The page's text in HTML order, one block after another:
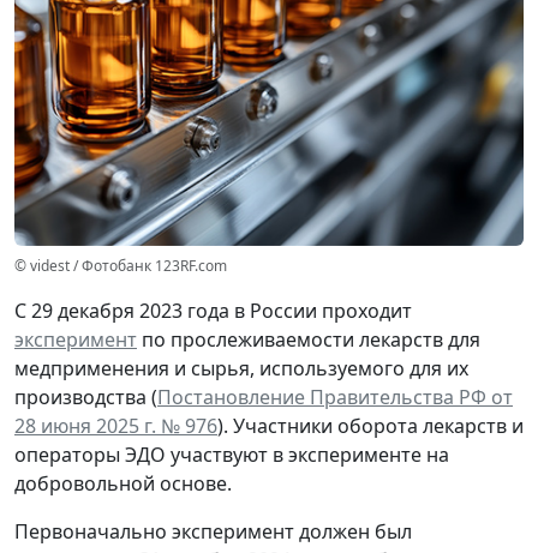
© videst / Фотобанк 123RF.com
С 29 декабря 2023 года в России проходит
эксперимент по прослеживаемости лекарств для
медприменения и сырья, используемого для их
производства (Постановление Правительства РФ от
28 июня 2025 г. № 976). Участники оборота лекарств и
операторы ЭДО участвуют в эксперименте на
добровольной основе.
Первоначально эксперимент должен был